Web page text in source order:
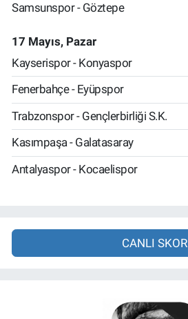
Samsunspor - Göztepe
17 Mayıs, Pazar
Kayserispor - Konyaspor
Fenerbahçe - Eyüpspor
Trabzonspor - Gençlerbirliği S.K.
Kasımpaşa - Galatasaray
Antalyaspor - Kocaelispor
CANLI SKOR